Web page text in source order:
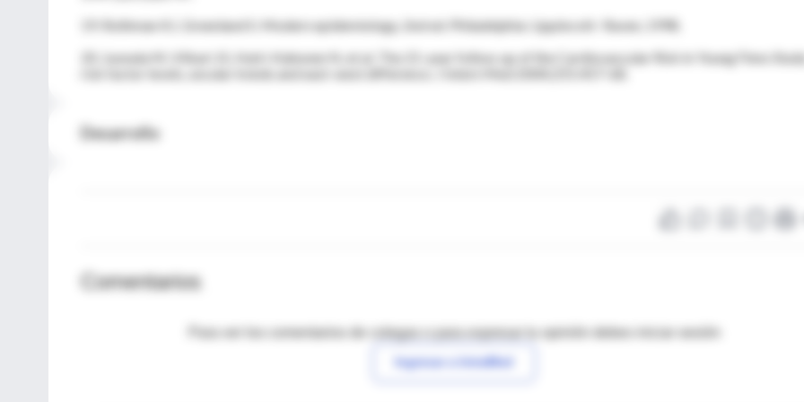
19. Rothman KJ, Greenland S. Modern epidemiology. 2nd ed. Philadelphia: Lippincott- Raven, 1998.
20. Juonala M, Viikari JS, Hutri-Kahonen N, et al. The 21-year follow-up of the Cardiovascular Risk in Young Finns
Desarrollo
Comentarios
Para ver los comentarios de colegas o para expresar tu opinión debes iniciar sesión
Ingresar a IntraMed